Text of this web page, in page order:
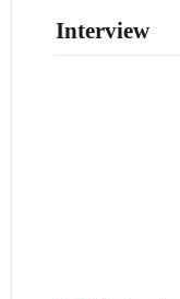
Interview